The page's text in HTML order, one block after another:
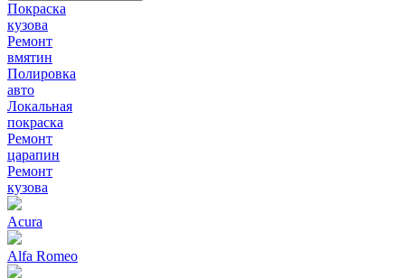
Покраска
кузова
Ремонт
вмятин
Полировка
авто
Локальная
покраска
Ремонт
царапин
Ремонт
кузова
Acura
Alfa Romeo